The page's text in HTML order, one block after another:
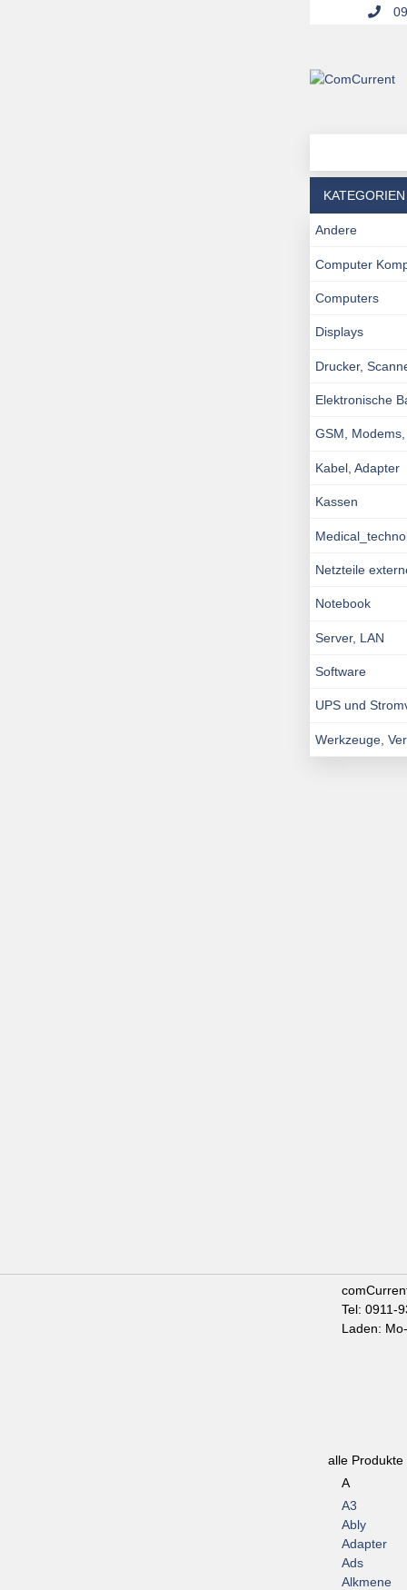
KATEGORIEN
Andere
Computer
Computers
Displays
Drucker,
Elektronische
GSM,
Kabel, Adapter
Kassen
Netzteile
Notebook
Server, LAN
Software
UPS und
Werkzeuge,
Tel: 0911-
Laden:
alle
A
A3
Ably
Adapter
Ads
Alkmene